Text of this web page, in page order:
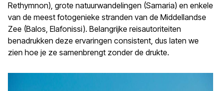
Rethymnon), grote natuurwandelingen (Samaria) en enkele
van de meest fotogenieke stranden van de Middellandse
Zee (Balos, Elafonissi). Belangrijke reisautoriteiten
benadrukken deze ervaringen consistent, dus laten we
zien hoe je ze samenbrengt zonder de drukte.